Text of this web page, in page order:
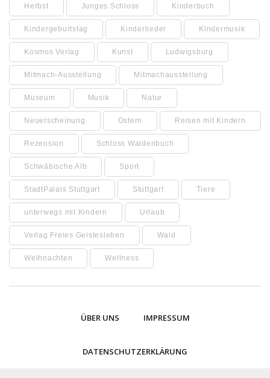
Herbst Junges Schloss Kinderbuch
Kindergeburtstag Kinderlieder Kindermusik
Kosmos Verlag Kunst Ludwigsburg
Mitmach-Ausstellung Mitmachausstellung
Museum Musik Natur
Neuerscheinung Ostern Reisen mit Kindern
Rezension Schloss Waldenbuch
Schwäbische Alb Sport
StadtPalais Stuttgart Stuttgart Tiere
unterwegs mit Kindern Urlaub
Verlag Freies Geistesleben Wald
Weihnachten Wellness
ÜBER UNS IMPRESSUM
DATENSCHUTZERKLÄRUNG